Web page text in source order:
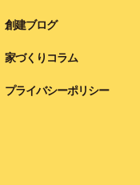
創建ブログ
家づくりコラム
プライバシーポリシー